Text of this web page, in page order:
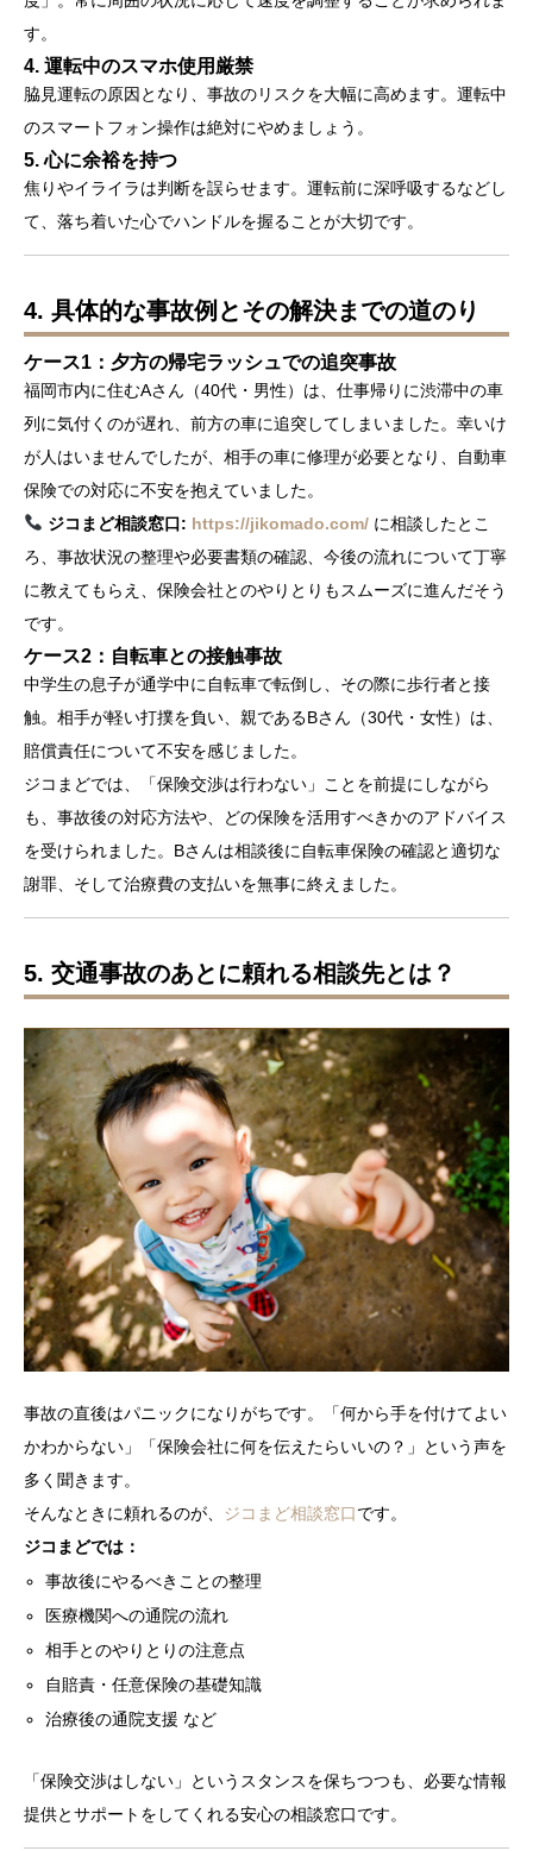
す。
4. 運転中のスマホ使用厳禁
脇見運転の原因となり、事故のリスクを大幅に高めます。運転中
のスマートフォン操作は絶対にやめましょう。
5. 心に余裕を持つ
焦りやイライラは判断を誤らせます。運転前に深呼吸するなどし
て、落ち着いた心でハンドルを握ることが大切です。
4. 具体的な事故例とその解決までの道のり
ケース1：夕方の帰宅ラッシュでの追突事故
福岡市内に住むAさん（40代・男性）は、仕事帰りに渋滞中の車
列に気付くのが遅れ、前方の車に追突してしまいました。幸いけ
が人はいませんでしたが、相手の車に修理が必要となり、自動車
保険での対応に不安を抱えていました。
ジコまど相談窓口: https://jikomado.com/に相談したとこ
ろ、事故状況の整理や必要書類の確認、今後の流れについて丁寧
に教えてもらえ、保険会社とのやりとりもスムーズに進んだそう
です。
ケース2：自転車との接触事故
中学生の息子が通学中に自転車で転倒し、その際に歩行者と接
触。相手が軽い打撲を負い、親であるBさん（30代・女性）は、
賠償責任について不安を感じました。
ジコまどでは、「保険交渉は行わない」ことを前提にしながら
も、事故後の対応方法や、どの保険を活用すべきかのアドバイス
を受けられました。Bさんは相談後に自転車保険の確認と適切な
謝罪、そして治療費の支払いを無事に終えました。
5. 交通事故のあとに頼れる相談先とは？
事故の直後はパニックになりがちです。「何から手を付けてよい
かわからない」「保険会社に何を伝えたらいいの？」という声を
多く聞きます。
そんなときに頼れるのが、 ジコまど相談窓口です。
ジコまどでは：
事故後にやるべきことの整理
医療機関への通院の流れ
相手とのやりとりの注意点
自賠責・任意保険の基礎知識
治療後の通院支援 など
「保険交渉はしない」というスタンスを保ちつつも、必要な情報
提供とサポートをしてくれる安心の相談窓口です。